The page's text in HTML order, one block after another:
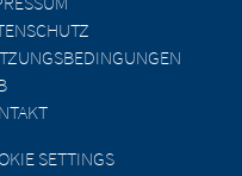
SETTINGS